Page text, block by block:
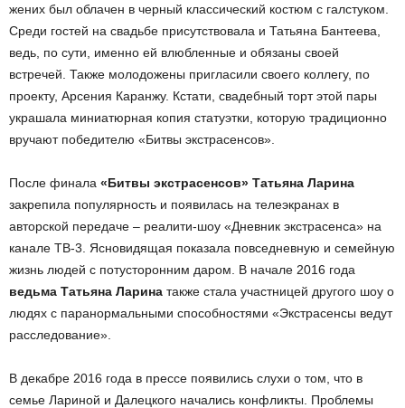
жених был облачен в черный классический костюм с галстуком.
Среди гостей на свадьбе присутствовала и Татьяна Бантеева,
ведь, по сути, именно ей влюбленные и обязаны своей
встречей. Также молодожены пригласили своего коллегу, по
проекту, Арсения Каранжу. Кстати, свадебный торт этой пары
украшала миниатюрная копия статуэтки, которую традиционно
вручают победителю «Битвы экстрасенсов».
После финала «Битвы экстрасенсов» Татьяна Ларина
закрепила популярность и появилась на телеэкранах в
авторской передаче – реалити-шоу «Дневник экстрасенса» на
канале ТВ-3. Ясновидящая показала повседневную и семейную
жизнь людей с потусторонним даром. В начале 2016 года
ведьма Татьяна Ларина также стала участницей другого шоу о
людях с паранормальными способностями «Экстрасенсы ведут
расследование».
В декабре 2016 года в прессе появились слухи о том, что в
семье Лариной и Далецкого начались конфликты. Проблемы